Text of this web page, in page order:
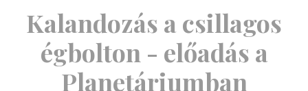
Kalandozás a csillagos
égbolton - előadás a
Planetáriumban